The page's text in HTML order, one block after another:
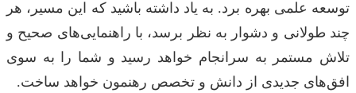
توسعه علمی بهره برد. به یاد داشته باشید که این مسیر، هر
چند طولانی و دشوار به نظر برسد، با راهنمایی‌های صحیح و
تلاش مستمر به سرانجام خواهد رسید و شما را به سوی
افق‌های جدیدی از دانش و تخصص رهنمون خواهد ساخت.